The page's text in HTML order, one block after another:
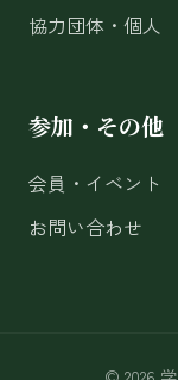
協力団体・個人
参加・その他
会員・イベント
お問い合わせ